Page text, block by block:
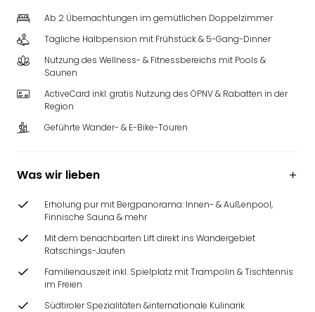
Ab 2 Übernachtungen im gemütlichen Doppelzimmer
Tägliche Halbpension mit Frühstück & 5-Gang-Dinner
Nutzung des Wellness- & Fitnessbereichs mit Pools &
Saunen
ActiveCard inkl. gratis Nutzung des ÖPNV & Rabatten in der
Region
Geführte Wander- & E-Bike-Touren
Was wir lieben
Erholung pur mit Bergpanorama: Innen- & Außenpool,
Finnische Sauna & mehr
Mit dem benachbarten Lift direkt ins Wandergebiet
Ratschings-Jaufen
Familienauszeit inkl. Spielplatz mit Trampolin & Tischtennis
im Freien
Südtiroler Spezialitäten &internationale Kulinarik